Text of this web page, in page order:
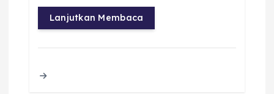
c
e
it
te
a
ts
ai
l
a re
Lanjutkan Membaca